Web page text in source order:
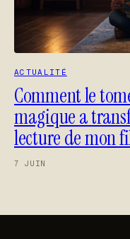
ACTUALITÉ
Comment le
magique a
lecture de mon
7 JUIN